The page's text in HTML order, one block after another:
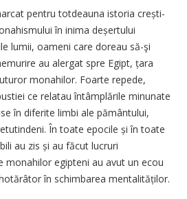
pentru totdeauna istoria crești­
în inima deșertului
lumii, oameni care doreau să-şi
au alergat spre Egipt, țara
monahilor. Foarte repede,
ce relatau întâmplările minunate
în diferite limbi ale pământului,
În toate epocile și în toate
au zis și au făcut lucruri
monahilor egipteni au avut un ecou
în schimbarea mentali­tăților.